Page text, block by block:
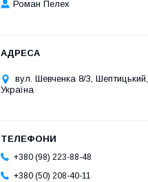
Роман Пелех
вул. Шевченка 8/3, Шептицький,
Україна
+380 (98) 223-88-48
+380 (50) 208-40-11